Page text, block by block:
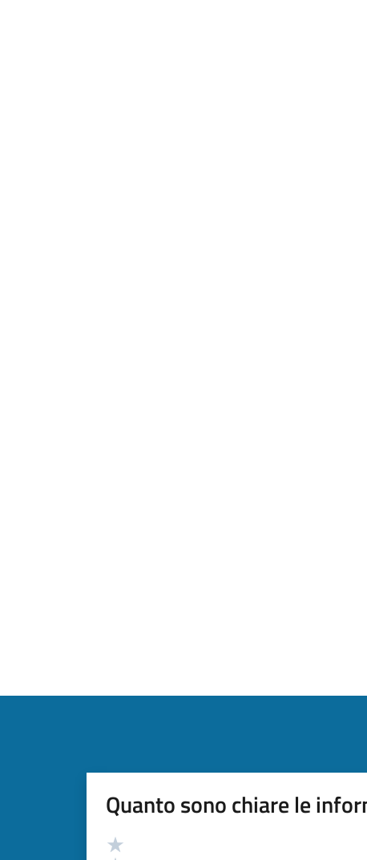
Quanto sono chiare le
Valutazione